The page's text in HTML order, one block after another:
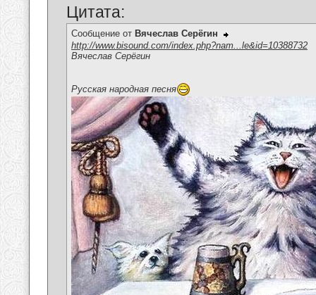
Цитата:
Сообщение от Вячеслав Серёгин
http://www.bisound.com/index.php?nam...le&id=10388732
Вячеслав Серёгин
Русская народная песня